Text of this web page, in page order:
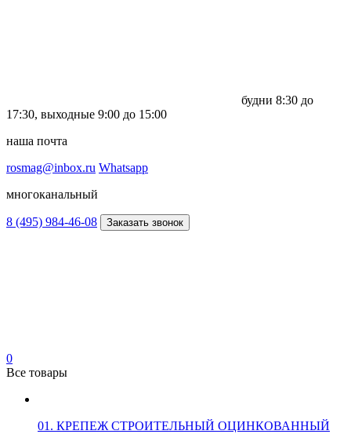
будни 8:30 до
17:30, выходные 9:00 до 15:00
наша почта
rosmag@inbox.ru Whatsapp
многоканальный
8 (495) 984-46-08 Заказать звонок
0
Все товары
01. КРЕПЕЖ СТРОИТЕЛЬНЫЙ ОЦИНКОВАННЫЙ